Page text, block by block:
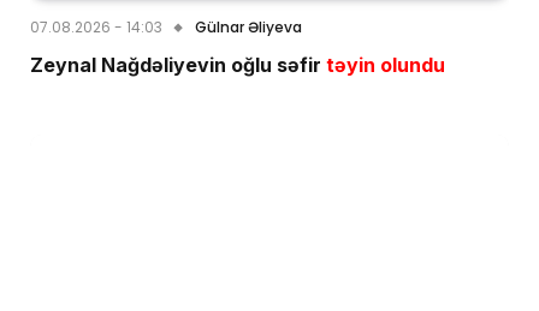
07.08.2026 - 14:03 Gülnar Əliyeva
Zeynal Nağdəliyevin oğlu səfir təyin olundu